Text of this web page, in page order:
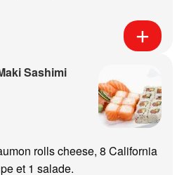
Sashimi
rolls cheese, 8 California
et 1 salade.